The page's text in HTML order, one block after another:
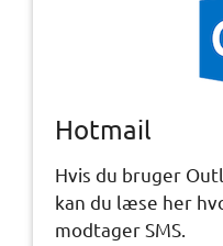
Hotmail
Hvis du bruger
kan du læse her
modtager SMS.